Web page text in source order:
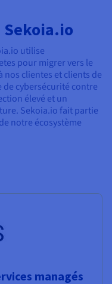
utilise
pour migrer vers le
clientes et clients de
cybersécurité contre
élevé et un
Sekoia.io fait partie
notre écosystème
managés